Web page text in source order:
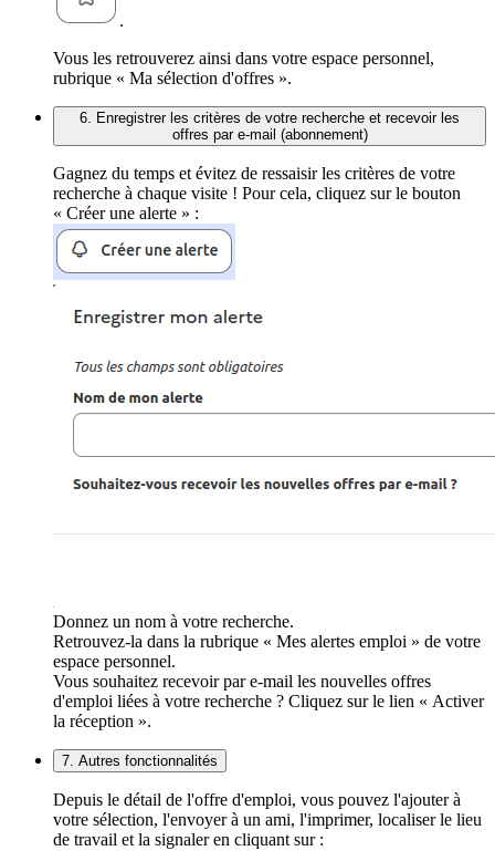
.
Vous les retrouverez ainsi dans votre espace personnel,
rubrique « Ma sélection d'offres ».
6. Enregistrer les critères de votre recherche et recevoir les
offres par e-mail (abonnement)
Gagnez du temps et évitez de ressaisir les critères de votre
recherche à chaque visite ! Pour cela, cliquez sur le bouton
« Créer une alerte » :
Donnez un nom à votre recherche.
Retrouvez-la dans la rubrique « Mes alertes emploi » de votre
espace personnel.
Vous souhaitez recevoir par e-mail les nouvelles offres
d'emploi liées à votre recherche ? Cliquez sur le lien « Activer
la réception ».
7. Autres fonctionnalités
Depuis le détail de l'offre d'emploi, vous pouvez l'ajouter à
votre sélection, l'envoyer à un ami, l'imprimer, localiser le lieu
de travail et la signaler en cliquant sur :